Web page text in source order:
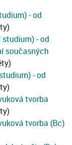
- od
studium) - od
současných
- od
tvorba
tvorba (Bc)